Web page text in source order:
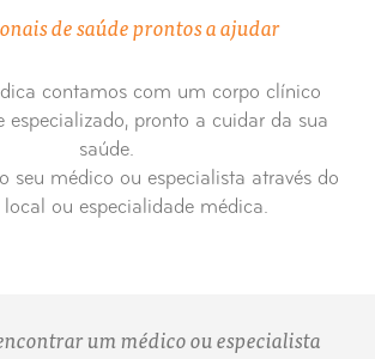
de saúde prontos a ajudar
contamos com um corpo clínico
especializado, pronto a cuidar da sua
saúde.
seu médico ou especialista através do
local ou especialidade médica.
um médico ou especialista